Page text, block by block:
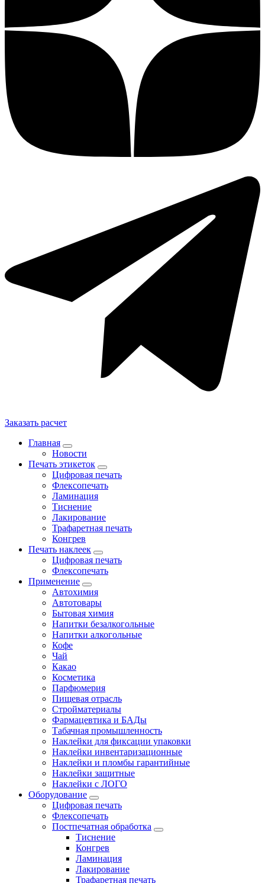
Заказать расчет
Главная
Новости
Печать этикеток
Цифровая печать
Флексопечать
Ламинация
Тиснение
Лакирование
Трафаретная печать
Конгрев
Печать наклеек
Цифровая печать
Флексопечать
Применение
Автохимия
Автотовары
Бытовая химия
Напитки безалкогольные
Напитки алкогольные
Кофе
Чай
Какао
Косметика
Парфюмерия
Пищевая отрасль
Стройматериалы
Фармацевтика и БАДы
Табачная промышленность
Наклейки для фиксации упаковки
Наклейки инвентаризационные
Наклейки и пломбы гарантийные
Наклейки защитные
Наклейки с ЛОГО
Оборудование
Цифровая печать
Флексопечать
Постпечатная обработка
Тиснение
Конгрев
Ламинация
Лакирование
Трафаретная печать